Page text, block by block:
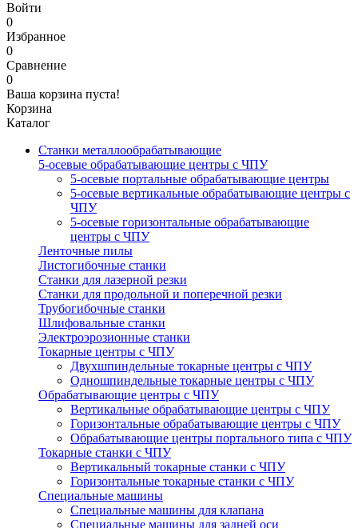
Войти
0
Избранное
0
Сравнение
0
Ваша корзина пуста!
Корзина
Каталог
Станки металлообрабатывающие
5-осевые обрабатывающие центры с ЧПУ
5-осевые портальные обрабатывающие центры
5-осевые вертикальные обрабатывающие центры с
ЧПУ
5-осевые горизонтальные обрабатывающие
центры с ЧПУ
Ленточные пилы
Листогибочные станки
Станки для лазерной резки
Станки для продольной и поперечной резки
Трубогибочные станки
Шлифовальные станки
Электроэрозионные станки
Токарные центры с ЧПУ
Двухшпиндельные токарные центры с ЧПУ
Одношпиндельные токарные центры с ЧПУ
Обрабатывающие центры с ЧПУ
Вертикальные обрабатывающие центры с ЧПУ
Горизонтальные обрабатывающие центры с ЧПУ
Обрабатывающие центры портального типа с ЧПУ
Токарные станки с ЧПУ
Вертикальный токарные станки с ЧПУ
Горизонтальные токарные станки с ЧПУ
Специальные машины
Специальные машины для клапана
Специальные машины для задней оси